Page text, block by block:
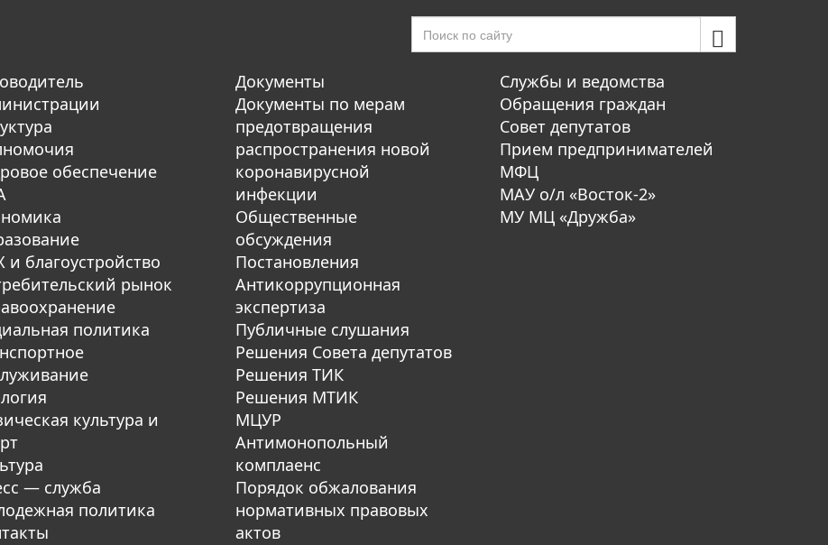
обеспечение
и благоустройство
рынок
политика
культура и
— служба
политика
Документы
Документы по мерам
предотвращения
распространения новой
коронавирусной
инфекции
Общественные
обсуждения
Постановления
Антикоррупционная
экспертиза
Публичные слушания
Решения Совета депутатов
Решения ТИК
Решения МТИК
МЦУР
Антимонопольный
комплаенс
Порядок обжалования
нормативных правовых
актов
Службы и ведомства
Обращения граждан
Совет депутатов
Прием предпринимателей
МФЦ
МАУ о/л «Восток-2»
МУ МЦ «Дружба»